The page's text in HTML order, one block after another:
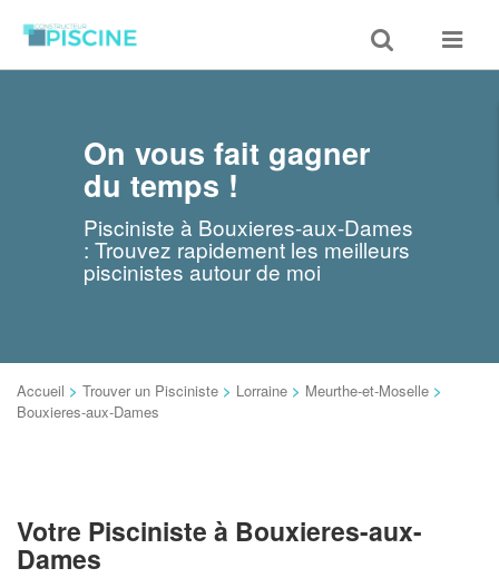
Toggle
search
Toggle
On vous fait gagner
du temps !
Pisciniste à Bouxieres-aux-Dames
: Trouvez rapidement les meilleurs
piscinistes autour de moi
Accueil > Trouver un Pisciniste > Lorraine > Meurthe-et-Moselle >
Bouxieres-aux-Dames
Votre Pisciniste à Bouxieres-aux-
Dames